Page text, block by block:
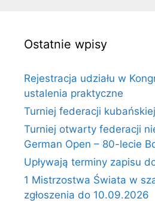
Ostatnie wpisy
Rejestracja udziału w
ustalenia praktyczne
Turniej federacji
Turniej otwarty federacji
German Open – 80-lecie
Upływają terminy zapisu
1 Mistrzostwa Świata w
zgłoszenia do 10.09.2026